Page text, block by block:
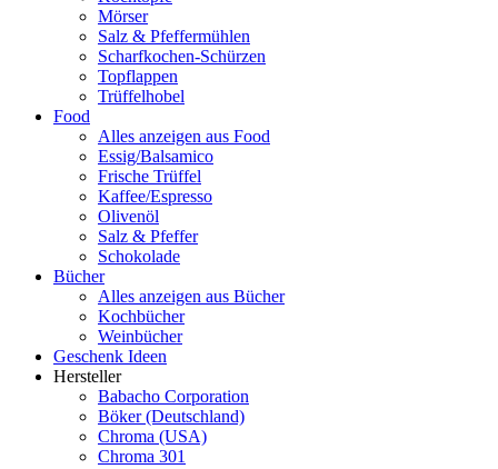
Mörser
Salz & Pfeffermühlen
Scharfkochen-Schürzen
Topflappen
Trüffelhobel
Food
Alles anzeigen aus Food
Essig/Balsamico
Frische Trüffel
Kaffee/Espresso
Olivenöl
Salz & Pfeffer
Schokolade
Bücher
Alles anzeigen aus Bücher
Kochbücher
Weinbücher
Geschenk Ideen
Hersteller
Babacho Corporation
Böker (Deutschland)
Chroma (USA)
Chroma 301